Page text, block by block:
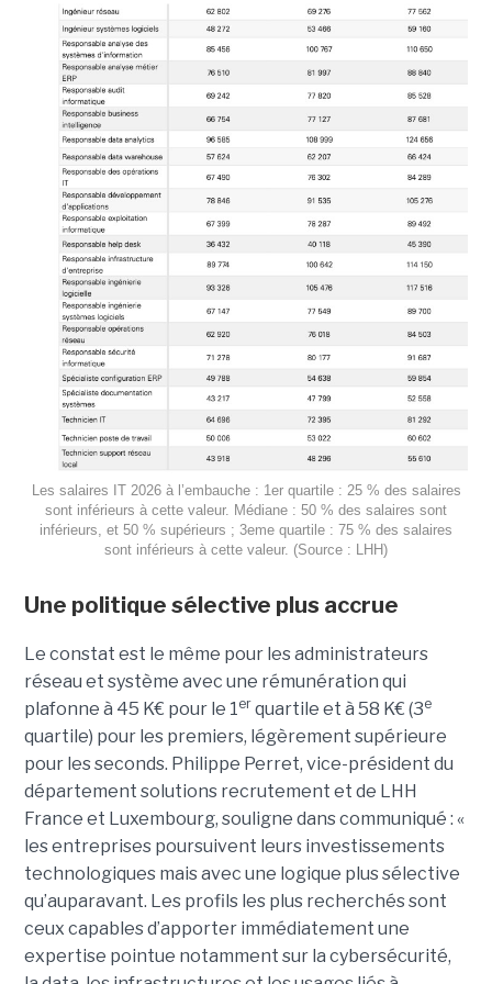
Les salaires IT 2026 à l’embauche : 1er quartile : 25 % des salaires
sont inférieurs à cette valeur. Médiane : 50 % des salaires sont
inférieurs, et 50 % supérieurs ; 3eme quartile : 75 % des salaires
sont inférieurs à cette valeur. (Source : LHH)
Une politique sélective plus accrue
Le constat est le même pour les administrateurs
réseau et système avec une rémunération qui
plafonne à 45 K€ pour le 1 erquartile et à 58 K€ (3e
quartile) pour les premiers, légèrement supérieure
pour les seconds. Philippe Perret, vice-président du
département solutions recrutement et de LHH
France et Luxembourg, souligne dans communiqué : «
les entreprises poursuivent leurs investissements
technologiques mais avec une logique plus sélective
qu’auparavant. Les profils les plus recherchés sont
ceux capables d’apporter immédiatement une
expertise pointue notamment sur la cybersécurité,